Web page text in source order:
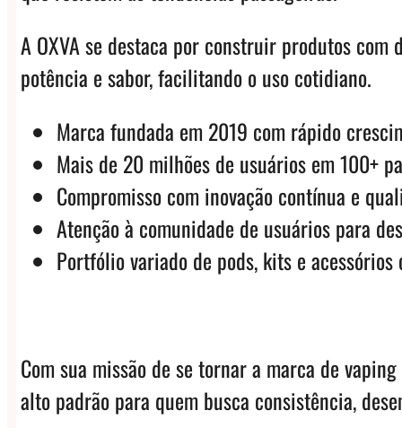
A OXVA se destaca por construir produtos
potência e sabor, facilitando o uso cotidiano.
Marca fundada em 2019 com rápido
Mais de 20 milhões de usuários em 100+
Compromisso com inovação contínua e
Atenção à comunidade de usuários para
Portfólio variado de pods, kits e
Com sua missão de se tornar a marca de
alto padrão para quem busca consistência,